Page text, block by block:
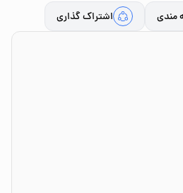
مندی اشتراک گذاری